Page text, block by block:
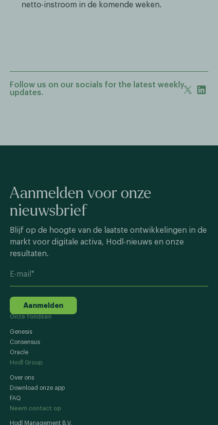
netto-instroom in de komende weken.
Follow us on our socials for the latest weekly
updates.
Aanmelden voor onze
nieuwsbrief
Blijf op de hoogte van de laatste ontwikkelingen in de
markt voor digitale activa, Hodl-nieuws en onze
resultaten.
Aanmelden
Onze fondsen
Genesis
Consensus
Oracle
Hodl Group
Over ons
Download onze app
FAQ
Neem contact op
Hodl Management B.V.